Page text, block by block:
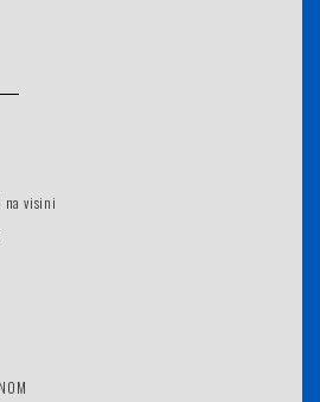
na visini